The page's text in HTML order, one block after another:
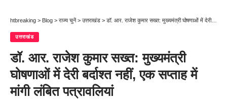
htbreaking > Blog > राज्य चुनें > उत्तराखंड > डॉ. आर. राजेश कुमार सख्त: मुख्यमंत्री घोषणाओं में देरी बर्दाश्त नहीं, एक सप्ताह में मांगी लंबित पत्रावलियां
उत्तराखंड
डॉ. आर. राजेश कुमार सख्त: मुख्यमंत्री
घोषणाओं में देरी बर्दाश्त नहीं, एक सप्ताह में
मांगी लंबित पत्रावलियां